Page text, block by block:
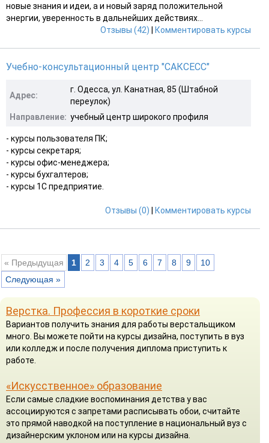
новые знания и идеи, а и новый заряд положительной
энергии, уверенность в дальнейших действиях...
Отзывы (42)
Комментировать курсы
Учебно-консультационный центр "САКСЕСС"
Адрес:
г. Одесса, ул. Канатная, 85 (Штабной
переулок)
Направление: учебный центр широкого профиля
- курсы пользователя ПК;
- курсы секретаря;
- курсы офис-менеджера;
- курсы бухгалтеров;
- курсы 1С предприятие.
Отзывы (0) Комментировать курсы
« Предыдущая 1 2 3 4 5 6 7 8 9
10
Следующая »
Верстка. Профессия в короткие сроки
Вариантов получить знания для работы верстальщиком
много. Вы можете пойти на курсы дизайна, поступить в вуз
или колледж и после получения диплома приступить к
работе.
«Искусственное» образование
Если самые сладкие воспоминания детства у вас
ассоциируются с запретами расписывать обои, считайте
это прямой наводкой на поступление в национальный вуз с
дизайнерским уклоном или на курсы дизайна.